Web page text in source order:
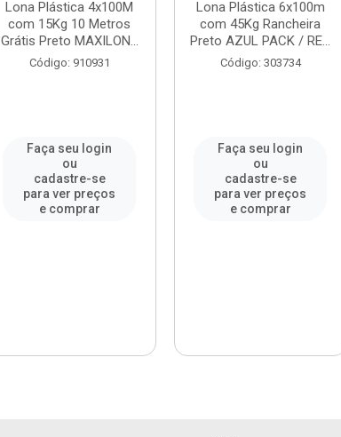
Lona Plástica 4x100M
com 15Kg 10 Metros
Grátis Preto MAXILON...
Código: 910931
Faça seu login
ou
cadastre-se
para ver preços
e comprar
Lona Plástica 6x100m
com 45Kg Rancheira
Preto AZUL PACK / RE...
Código: 303734
Faça seu login
ou
cadastre-se
para ver preços
e comprar